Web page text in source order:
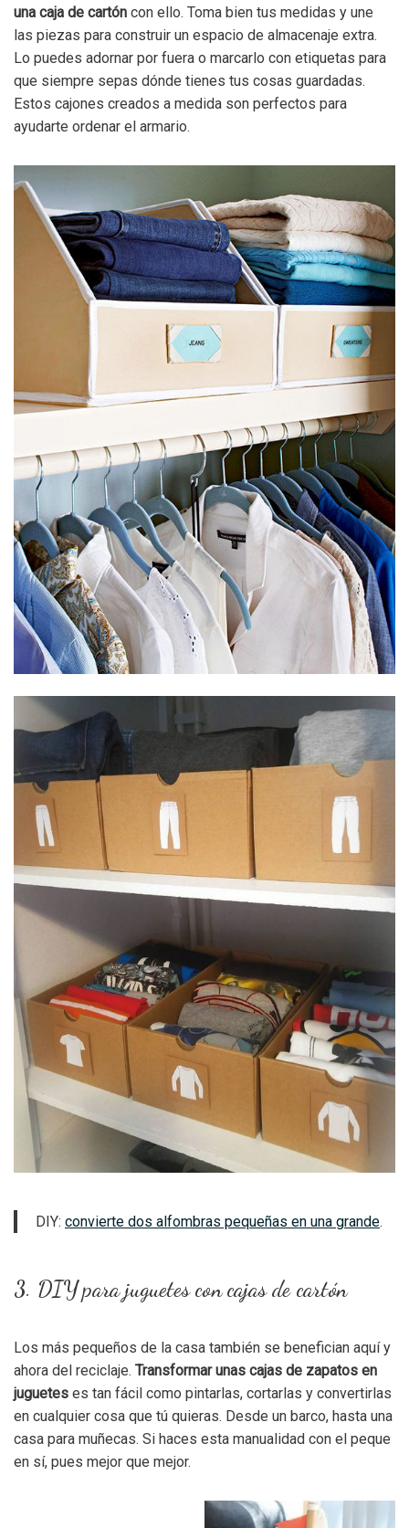
una caja de cartón con ello. Toma bien tus medidas y une
las piezas para construir un espacio de almacenaje extra.
Lo puedes adornar por fuera o marcarlo con etiquetas para
que siempre sepas dónde tienes tus cosas guardadas.
Estos cajones creados a medida son perfectos para
ayudarte ordenar el armario.
DIY: convierte dos alfombras pequeñas en una grande.
3. DIY para juguetes con cajas de cartón
Los más pequeños de la casa también se benefician aquí y
ahora del reciclaje. Transformar unas cajas de zapatos en
juguetes es tan fácil como pintarlas, cortarlas y convertirlas
en cualquier cosa que tú quieras. Desde un barco, hasta una
casa para muñecas. Si haces esta manualidad con el peque
en sí, pues mejor que mejor.